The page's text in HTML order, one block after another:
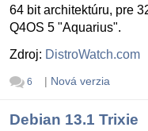
64 bit architektúru, pre
Q4OS 5 "Aquarius".
Zdroj: DistroWatch.com
6 | Nová verzia
Debian 13.1 Trixie